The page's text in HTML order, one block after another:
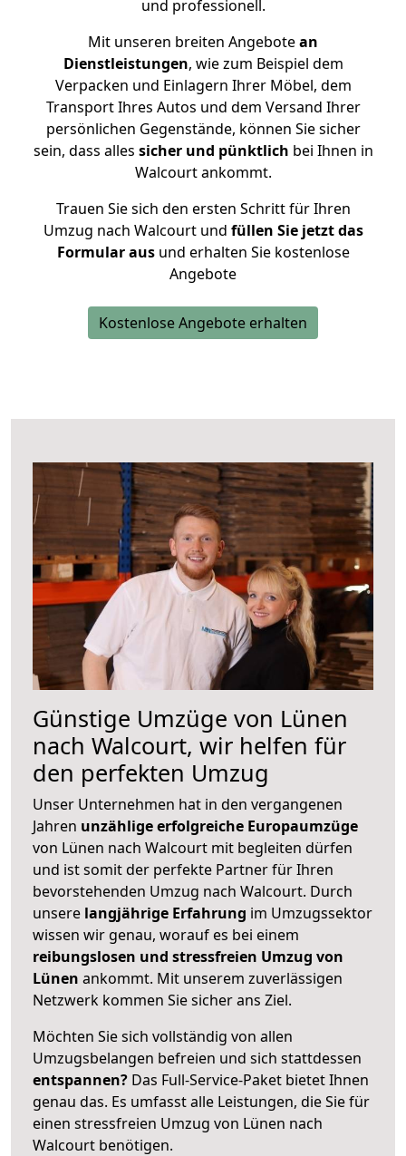
und professionell.
Mit unseren breiten Angebotean
Dienstleistungen, wie zum Beispiel dem
Verpacken und Einlagern Ihrer Möbel, dem
Transport Ihres Autos und dem Versand Ihrer
persönlichen Gegenstände, können Sie sicher
sein, dass alles sicher und pünktlich bei Ihnen in
Walcourt ankommt.
Trauen Sie sich den ersten Schritt für Ihren
Umzug nach Walcourt und füllen Sie jetzt das
Formular ausund erhalten Sie kostenlose
Angebote
Kostenlose Angebote erhalten
Günstige Umzüge von Lünen
nach Walcourt, wir helfen für
den perfekten Umzug
Unser Unternehmen hat in den vergangenen
Jahren unzählige erfolgreiche Europaumzüge
von Lünen nach Walcourt mit begleiten dürfen
und ist somit der perfekte Partner für Ihren
bevorstehenden Umzug nach Walcourt. Durch
unsere langjährige Erfahrung im Umzugssektor
wissen wir genau, worauf es bei einem
reibungslosen und stressfreien Umzug von
Lünen ankommt. Mit unserem zuverlässigen
Netzwerk kommen Sie sicher ans Ziel.
Möchten Sie sich vollständig von allen
Umzugsbelangen befreien und sich stattdessen
entspannen? Das Full-Service-Paket bietet Ihnen
genau das. Es umfasst alle Leistungen, die Sie für
einen stressfreien Umzug von Lünen nach
Walcourt benötigen.